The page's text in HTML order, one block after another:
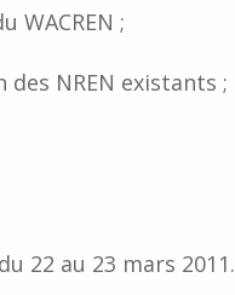
;
NREN existants ;
22 au 23 mars 2011.